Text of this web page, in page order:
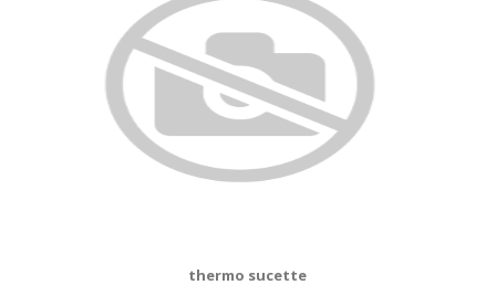
thermo sucette